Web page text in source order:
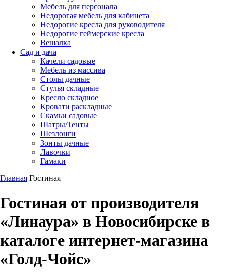
Мебель для персонала
Недорогая мебель для кабинета
Недорогие кресла для руководителя
Недорогие геймерские кресла
Вешалка
Сад и дача
Качели садовые
Мебель из массива
Столы дачные
Стулья складные
Кресло складное
Кровати раскладные
Скамьи садовые
Шатры/Тенты
Шезлонги
Зонты дачные
Лавочки
Гамаки
Главная Гостиная
Гостиная от производителя
«Линаура» в Новосибирске в
каталоге интернет-магазина
«Голд-Чойс»